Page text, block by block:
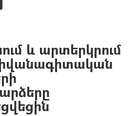
և արտերկրում